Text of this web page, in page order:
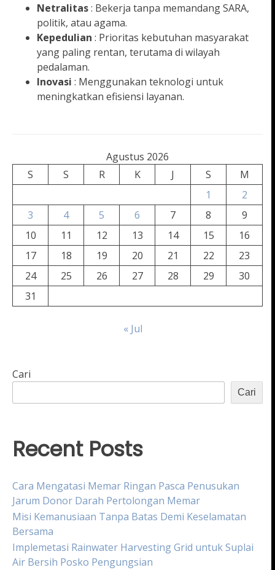
Netralitas: Bekerja tanpa memandang SARA,
politik, atau agama.
Kepedulian : Prioritas kebutuhan masyarakat
yang paling rentan, terutama di wilayah
pedalaman.
Inovasi : Menggunakan teknologi untuk
meningkatkan efisiensi layanan.
Agustus 2026
S
S R K J S
M
1
2
3
4 5 6 7 8
9
10
11 12 13 14 15
16
17
18 19 20 21 22
23
24
25 26 27 28 29
30
31
« Jul
Cari
Cari
Recent Posts
Cara Mengatasi Memar Ringan Pasca Penusukan
Jarum Donor Darah Pertolongan Memar
Misi Kemanusiaan Tanpa Batas Demi Keselamatan
Bersama
Implemetasi Rainwater Harvesting Grid untuk Suplai
Air Bersih Posko Pengungsian